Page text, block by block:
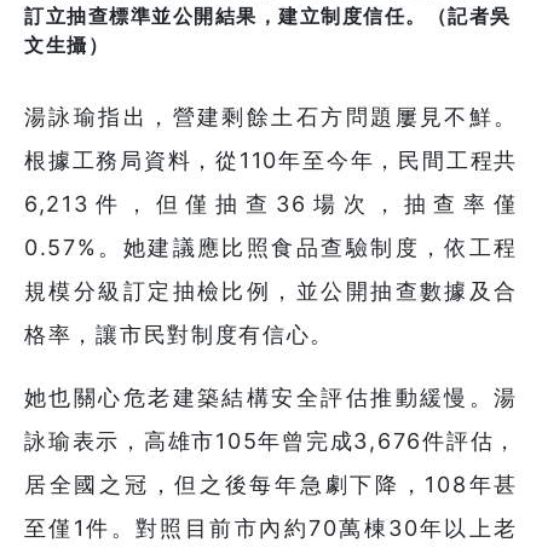
訂立抽查標準並公開結果，建立制度信任。（記者吳
文生攝）
湯詠瑜指出，營建剩餘土石方問題屢見不鮮。
根據工務局資料，從110年至今年，民間工程共
6,213件，但僅抽查36場次，抽查率僅
0.57%。她建議應比照食品查驗制度，依工程
規模分級訂定抽檢比例，並公開抽查數據及合
格率，讓市民對制度有信心。
她也關心危老建築結構安全評估推動緩慢。湯
詠瑜表示，高雄市105年曾完成3,676件評估，
居全國之冠，但之後每年急劇下降，108年甚
至僅1件。對照目前市內約70萬棟30年以上老